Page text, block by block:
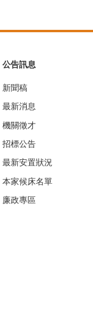
公告訊息
新聞稿
最新消息
機關徵才
招標公告
最新安置狀況
本家候床名單
廉政專區